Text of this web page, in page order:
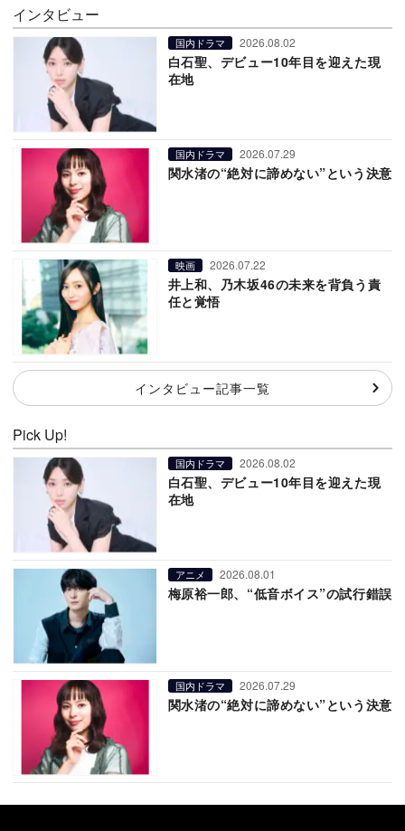
インタビュー
国内ドラマ 2026.08.02
白石聖、デビュー10年目を迎えた現
在地
国内ドラマ 2026.07.29
関水渚の“絶対に諦めない”という決意
映画 2026.07.22
井上和、乃木坂46の未来を背負う責
任と覚悟
インタビュー記事一覧
Pick Up!
国内ドラマ 2026.08.02
白石聖、デビュー10年目を迎えた現
在地
アニメ 2026.08.01
梅原裕一郎、“低音ボイス”の試行錯誤
国内ドラマ 2026.07.29
関水渚の“絶対に諦めない”という決意